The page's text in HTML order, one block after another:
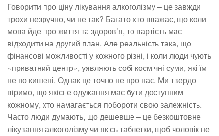
Говорити про ціну лікування алкоголізму – це завжди
трохи незручно, чи не так? Багато хто вважає, що коли
мова йде про життя та здоров’я, то вартість має
відходити на другий план. Але реальність така, що
фінансові можливості у кожного різні, і коли люди чують
«приватний центр», уявляють собі космічні суми, які їм
не по кишені. Однак це точно не про нас. Ми твердо
віримо, що якісне одужання має бути доступним
кожному, хто намагається побороти свою залежність.
Часто люди думають, що дешевше – це безкоштовне
лікування алкоголізму чи якісь таблетки, щоб чоловік не